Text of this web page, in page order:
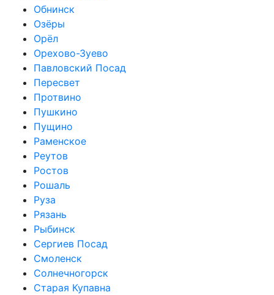
Обнинск
Озёры
Орёл
Орехово-Зуево
Павловский Посад
Пересвет
Протвино
Пушкино
Пущино
Раменское
Реутов
Ростов
Рошаль
Руза
Рязань
Рыбинск
Сергиев Посад
Смоленск
Солнечногорск
Старая Купавна